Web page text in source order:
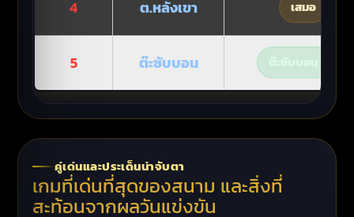
4 ต.หลังเขา เสมอ
5 ต๊ะซับบอน
คู่เด่นและประเด็นน่าจับตา
เกมที่เด่นที่สุดของสนาม และสิ่งที่
สะท้อนจากผลวันแข่งขัน